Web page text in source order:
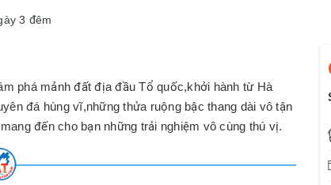
3 đêm
phá mảnh đất địa đầu Tổ quốc,khởi hành từ Hà
đá hùng vĩ,những thửa ruộng bậc thang dài vô tận
đến cho bạn những trải nghiệm vô cùng thú vị.